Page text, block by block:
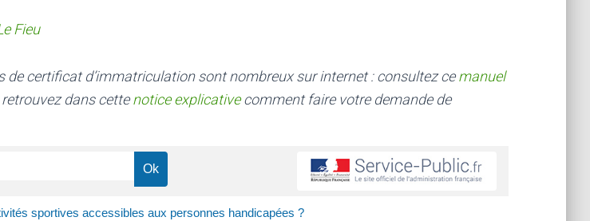
Fieu
certificat d’immatriculation sont nombreux sur internet : consultez cemanuel
retrouvez dans cettenotice explicativecomment faire votre demande de
sportives accessibles aux personnes handicapées ?